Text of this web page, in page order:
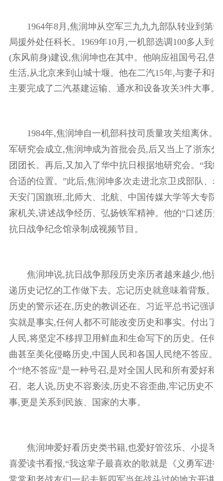
1964年8月,焦润坤从空军三九九九部队转业到第一
局援外处任科长。1969年10月,一机部选调100多人到
(东风前身)建设,焦润坤也在其中。他响应祖国号召,告
生活,从北京来到山城十堰。他在二汽15年,与妻子和
主要完成了二汽基建运输、通水和设备攻关3件大事。
1984年,焦润坤自一机部科技司质量攻关组离休。
军研究会成立,焦润坤成为首批会员,后又当上了浙东
团团长。再后,又加入了华中抗日根据地研究会。“我
合适的位置。”此后,焦润坤多次走进北京卫戍部队、
天安门国旗班,北师大、北航、中国传媒大学等大专院
家机关,讲述战争经历、弘扬铁军精神。他的“口述历
抗日战争纪念馆录制成视频节目。
焦润坤说,抗日战争那段历史亲历者越来越少,他要
递历史记忆的工作做下去。忘记历史就意味着背叛。
历史的警示还在,历史的教训还在。习近平总书记强调
实就是事实,任何人都不可能改变历史和事实。付出了
人民,将坚定不移捍卫用鲜血和生命写下的历史。任何
曲甚至美化侵略历史,中国人民和各国人民绝不答应。
个“绝不答应”是一种号召,是对全国人民和所有爱好和
召。老人说,历史不容亵渎,历史不容歪曲,牢记历史不
事,更是关系到民族、国家的大事。
焦润坤爱好看历史类书籍,也爱好管弦乐、小提琴
喜爱读书看报,“我这辈子最喜欢的歌就是《义勇军进